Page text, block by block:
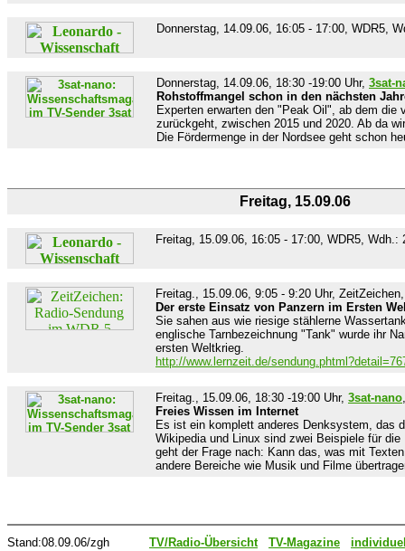
Donnerstag, 14.09.06, 16:05 - 17:00, WDR5,
Donnerstag, 14.09.06, 18:30 -19:00 Uhr, 3sat-
Rohstoffmangel schon in den nächsten
Experten erwarten den "Peak Oil", ab dem die
zurückgeht, zwischen 2015 und 2020. Ab da
Die Fördermenge in der Nordsee geht schon
Freitag, 15.09.06
Freitag, 15.09.06, 16:05 - 17:00, WDR5, Wdh.:
Freitag., 15.09.06, 9:05 - 9:20 Uhr,
Der erste Einsatz von Panzern im Ersten
Sie sahen aus wie riesige stählerne
englische Tarnbezeichnung "Tank" wurde ihr
ersten Weltkrieg.
http://www.lernzeit.de/
Freitag., 15.09.06, 18:30 -19:00 Uhr, 3sat-nano
Freies Wissen im Internet
Es ist ein komplett anderes Denksystem, das
Wikipedia und Linux sind zwei Beispiele für
geht der Frage nach: Kann das, was mit
andere Bereiche wie Musik und Filme
Stand:08.09.06/zgh TV/Radio-Übersicht TV-Magazine